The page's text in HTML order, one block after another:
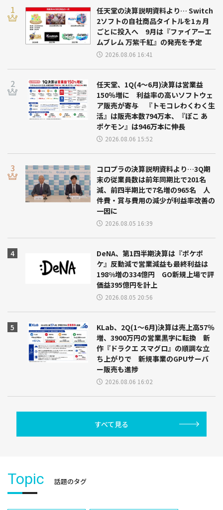
任天堂の決算説明資料より… Switch
2ソフトの自社商品タイトルを1ヵ月
ごとに投入へ 9月は『ファイアーエ
ムブレム 万紫千紅』の発売を予定
2026.08.06 16:41
任天堂、1Q(4～6月)決算は営業益
150％増に 利益率の高いソフトウェ
ア販売が寄与 『トモコレわくわく生
活』は販売本数794万本、『ぽこ あ
ポケモン』は946万本に伸長
2026.08.06 15:52
コロプラの決算説明資料より…3Q期
末の従業員数は前年同期比で201名
減、前四半期比で7名増の965名 人
件費・賞与費用の減少が利益率改善の
一因に
2026.08.05 16:39
DeNA、第1四半期決算は『ポケポ
ケ』反動減で営業減益も最終利益は
198%増の334億円 GO新規上場で評
価益395億円を計上
2026.08.05 20:56
KLab、2Q(1～6月)決算は売上高57％
増、3900万円の営業黒字に転換 新
作『ドラクエ スマグロ』の順調な立
ち上がりで 新規事業のGPUサーバ
ー販売も進捗
2026.08.06 16:02
すべて見る
Topic 話題のタグ